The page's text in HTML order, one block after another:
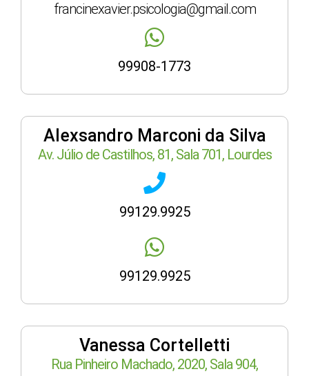
francinexavier.psicologia@gmail.com
99908-1773
Alexsandro Marconi da Silva
Av. Júlio de Castilhos, 81, Sala 701, Lourdes
99129.9925
99129.9925
Vanessa Cortelletti
Rua Pinheiro Machado, 2020, Sala 904,